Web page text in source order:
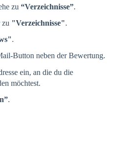
zu “Verzeichnisse”.
zu "Verzeichnisse".
.
Button neben der Bewertung.
ein, an die du die
möchtest.
.